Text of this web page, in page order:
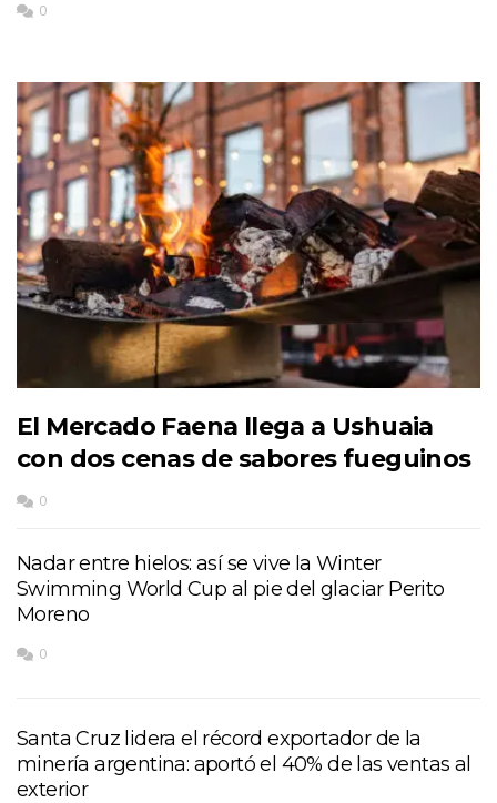
0
El Mercado Faena llega a Ushuaia
con dos cenas de sabores fueguinos
0
Nadar entre hielos: así se vive la Winter
Swimming World Cup al pie del glaciar Perito
Moreno
0
Santa Cruz lidera el récord exportador de la
minería argentina: aportó el 40% de las ventas al
exterior